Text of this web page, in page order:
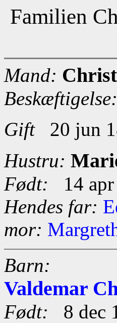
Familien
Mand:
Beskæftigelse:
Gift20 jun
Hustru:
Født: 14
Hendes far:
mor:
Barn:
Valdemar
Født: 8 dec